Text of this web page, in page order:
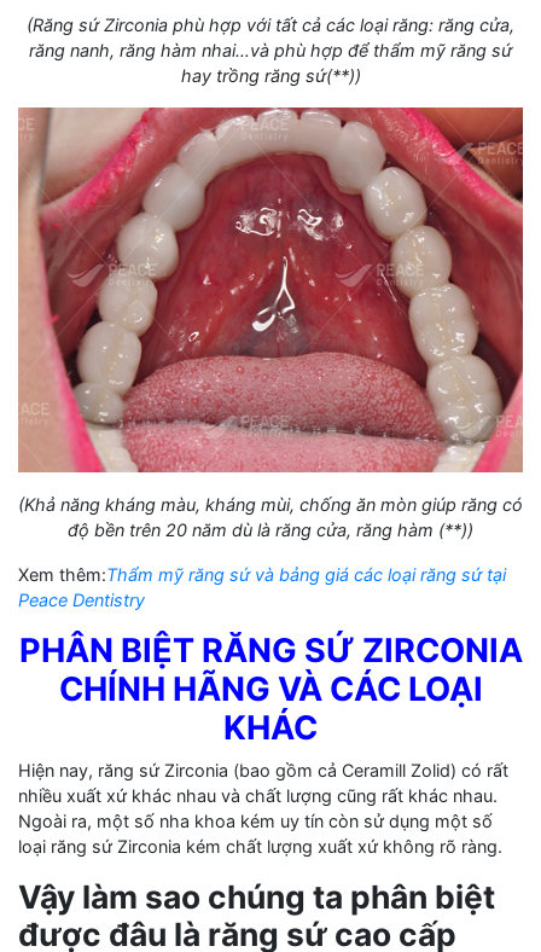
(Răng sứ Zirconia phù hợp với tất cả các loại răng: răng cửa,
răng nanh, răng hàm nhai…và phù hợp để thẩm mỹ răng sứ
hay trồng răng sứ(**))
(Khả năng kháng màu, kháng mùi, chống ăn mòn giúp răng có
độ bền trên 20 năm dù là răng cửa, răng hàm (**))
Xem thêm:Thẩm mỹ răng sứ và bảng giá các loại răng sứ tại
Peace Dentistry
PHÂN BIỆT RĂNG SỨ ZIRCONIA
CHÍNH HÃNG VÀ CÁC LOẠI
KHÁC
Hiện nay, răng sứ Zirconia (bao gồm cả Ceramill Zolid) có rất
nhiều xuất xứ khác nhau và chất lượng cũng rất khác nhau.
Ngoài ra, một số nha khoa kém uy tín còn sử dụng một số
loại răng sứ Zirconia kém chất lượng xuất xứ không rõ ràng.
Vậy làm sao chúng ta phân biệt
được đâu là răng sứ cao cấp